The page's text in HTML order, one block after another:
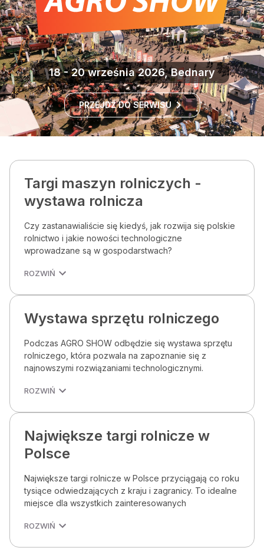
18 - 20 września 2026, Bednary
PRZEJDŹ DO SERWISU
Targi maszyn rolniczych -
wystawa rolnicza
Czy zastanawialiście się kiedyś, jak rozwija się polskie
rolnictwo i jakie nowości technologiczne
wprowadzane są w gospodarstwach?
ROZWIŃ
Wystawa sprzętu rolniczego
Podczas AGRO SHOW odbędzie się wystawa sprzętu
rolniczego, która pozwala na zapoznanie się z
najnowszymi rozwiązaniami technologicznymi.
ROZWIŃ
Największe targi rolnicze w
Polsce
Największe targi rolnicze w Polsce przyciągają co roku
tysiące odwiedzających z kraju i zagranicy. To idealne
miejsce dla wszystkich zainteresowanych
ROZWIŃ